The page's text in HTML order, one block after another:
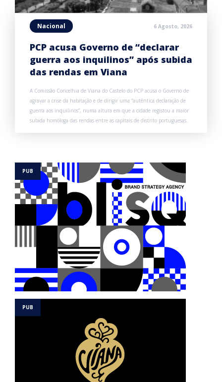
Nacional 6 Agosto, 2026
PCP acusa Governo de “declarar
guerra aos inquilinos” após subida
das rendas em Viana
A Comissão Concelhia de Viana do Castelo do PCP acusa o Governo de
agravar a crise da habitação e de dirigir uma “autêntica declaração de
guerra aos inquilinos”, numa altura em que a cidade registou a maior
subida homóloga das rendas entre as capitais de distrito portuguesas.